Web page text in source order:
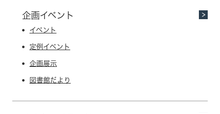
企画イベント
イベント
定例イベント
企画展示
図書館だより